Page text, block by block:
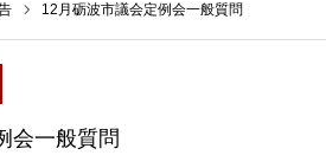
12月砺波市議会定例会一般質問
会一般質問